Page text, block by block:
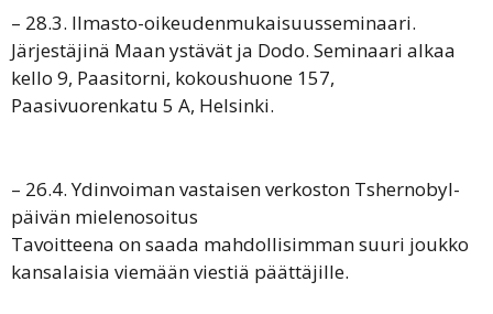
– 28.3. Ilmasto-oikeudenmukaisuusseminaari.
Järjestäjinä Maan ystävät ja Dodo. Seminaari alkaa
kello 9, Paasitorni, kokoushuone 157,
Paasivuorenkatu 5 A, Helsinki.
– 26.4. Ydinvoiman vastaisen verkoston Tshernobyl-
päivän mielenosoitus
Tavoitteena on saada mahdollisimman suuri joukko
kansalaisia viemään viestiä päättäjille.